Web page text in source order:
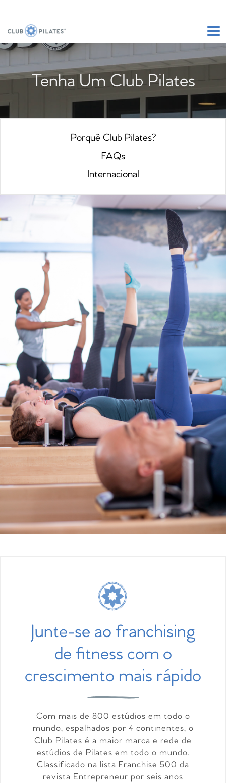
Tenha Um Club Pilates
Porquê Club Pilates?
FAQs
Internacional
Junte-se ao franchising
de fitness com o
crescimento mais rápido
Com mais de 800 estúdios em todo o
mundo, espalhados por 4 continentes, o
Club Pilates é a maior marca e rede de
estúdios de Pilates em todo o mundo.
Classificado na lista Franchise 500 da
revista Entrepreneur por seis anos